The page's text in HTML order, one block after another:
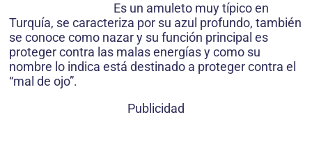
Es un amuleto muy típico en
Turquía, se caracteriza por su azul profundo, también
se conoce como nazar y su función principal es
proteger contra las malas energías y como su
nombre lo indica está destinado a proteger contra el
“mal de ojo”.
Publicidad